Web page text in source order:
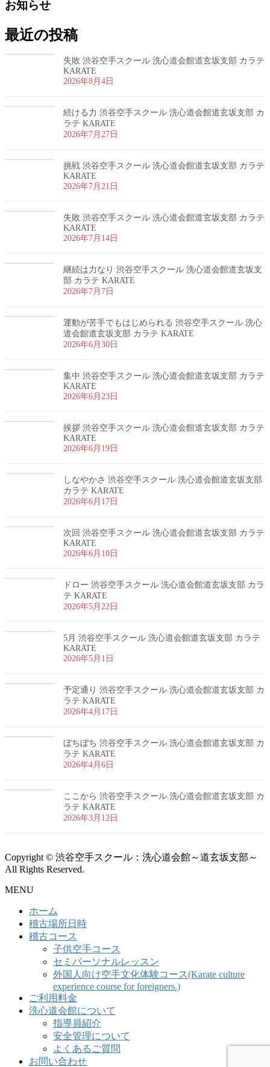
お知らせ
最近の投稿
失敗 渋谷空手スクール 洗心道会館道玄坂支部 カラテ
KARATE
2026年8月4日
続ける力 渋谷空手スクール 洗心道会館道玄坂支部 カ
ラテ KARATE
2026年7月27日
挑戦 渋谷空手スクール 洗心道会館道玄坂支部 カラテ
KARATE
2026年7月21日
失敗 渋谷空手スクール 洗心道会館道玄坂支部 カラテ
KARATE
2026年7月14日
継続は力なり 渋谷空手スクール 洗心道会館道玄坂支
部 カラテ KARATE
2026年7月7日
運動が苦手でもはじめられる 渋谷空手スクール 洗心
道会館道玄坂支部 カラテ KARATE
2026年6月30日
集中 渋谷空手スクール 洗心道会館道玄坂支部 カラテ
KARATE
2026年6月23日
挨拶 渋谷空手スクール 洗心道会館道玄坂支部 カラテ
KARATE
2026年6月19日
しなやかさ 渋谷空手スクール 洗心道会館道玄坂支部
カラテ KARATE
2026年6月17日
次回 渋谷空手スクール 洗心道会館道玄坂支部 カラテ
KARATE
2026年6月10日
ドロー 渋谷空手スクール 洗心道会館道玄坂支部 カラ
テ KARATE
2026年5月22日
5月 渋谷空手スクール 洗心道会館道玄坂支部 カラテ
KARATE
2026年5月1日
予定通り 渋谷空手スクール 洗心道会館道玄坂支部 カ
ラテ KARATE
2026年4月17日
ぼちぼち 渋谷空手スクール 洗心道会館道玄坂支部 カ
ラテ KARATE
2026年4月6日
ここから 渋谷空手スクール 洗心道会館道玄坂支部 カ
ラテ KARATE
2026年3月12日
Copyright © 渋谷空手スクール：洗心道会館～道玄坂支部～
All Rights Reserved.
MENU
ホーム
稽古場所日時
稽古コース
子供空手コース
セミパーソナルレッスン
外国人向け空手文化体験コース(Karate culture
experience course for foreigners.)
ご利用料金
洗心道会館について
指導員紹介
安全管理について
よくあるご質問
お問い合わせ